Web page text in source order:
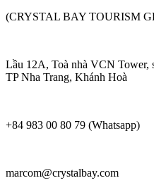
(CRYSTAL BAY TOURISM
Lầu 12A, Toà nhà VCN Tower,
TP Nha Trang, Khánh Hoà
+84 983 00 80 79 (Whatsapp)
marcom@crystalbay.com